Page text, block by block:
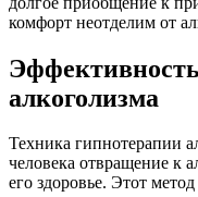
комфорт неотделим от
алкоголизма
Техника гипнотерапии
человека отвращение к
его здоровье. Этот